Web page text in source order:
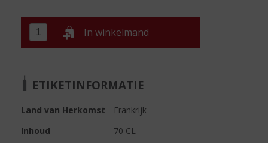
In winkelmand
ETIKETINFORMATIE
Land van Herkomst
Frankrijk
Inhoud
70 CL